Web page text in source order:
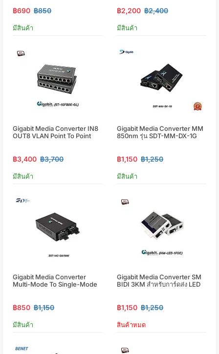
฿690 ฿850
มีสินค้า
฿2,200 ฿2,400
มีสินค้า
Gigabit Media Converter IN8
OUT8 VLAN Point To Point
฿3,400 ฿3,700
มีสินค้า
Gigabit Media Converter MM
850nm รุ่น SDT-MM-DX-1G
฿1,150 ฿1,250
มีสินค้า
Gigabit Media Converter
Multi-Mode To Single-Mode
฿850 ฿1,150
มีสินค้า
Gigabit Media Converter SM
BIDI 3KM สำหรับการ์ดส่ง LED
฿1,150 ฿1,250
สินค้าหมด